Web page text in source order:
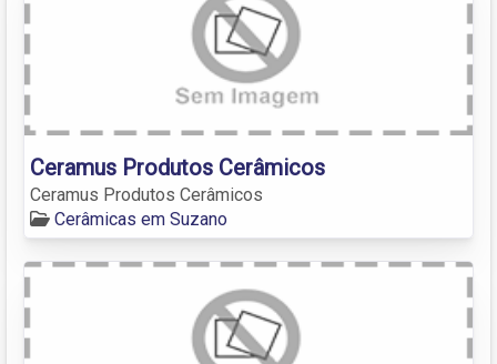
Ceramus Produtos Cerâmicos
Ceramus Produtos Cerâmicos
Cerâmicas em Suzano